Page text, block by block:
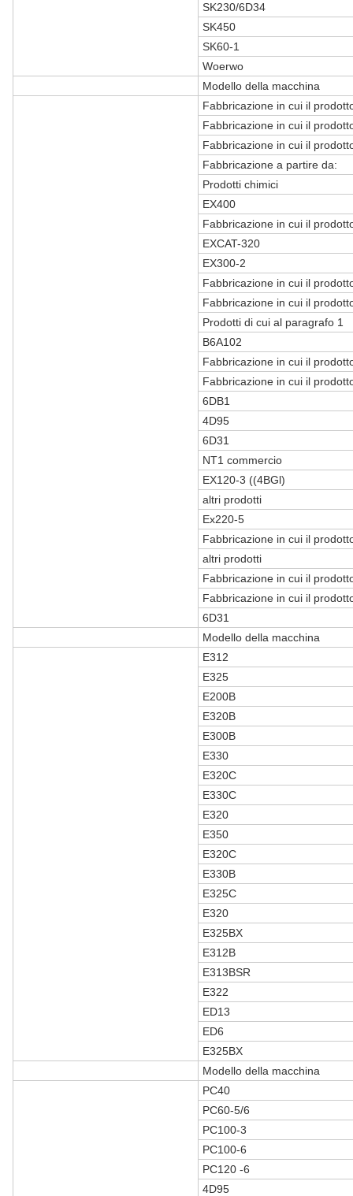
SK230/6D34
SK450
SK60-1
Woerwo
Modello della macchina
Fabbricazione in cui il
Fabbricazione in cui il
Fabbricazione in cui il
Fabbricazione a partire da:
Prodotti chimici
EX400
Fabbricazione in cui il
EXCAT-320
EX300-2
Fabbricazione in cui il
Fabbricazione in cui il
Prodotti di cui al paragrafo 1
B6A102
Fabbricazione in cui il
Fabbricazione in cui il
6DB1
4D95
6D31
NT1 commercio
EX120-3 ((4BGl)
altri prodotti
Ex220-5
Fabbricazione in cui il
altri prodotti
Fabbricazione in cui il
Fabbricazione in cui il
6D31
Modello della macchina
E312
E325
E200B
E320B
E300B
E330
E320C
E330C
E320
E350
E320C
E330B
E325C
E320
E325BX
E312B
E313BSR
E322
ED13
ED6
E325BX
Modello della macchina
PC40
PC60-5/6
PC100-3
PC100-6
PC120 -6
4D95